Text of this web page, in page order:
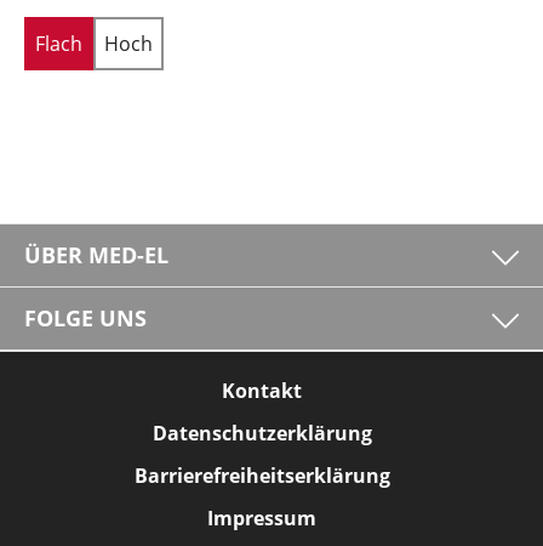
Flach Hoch
ÜBER MED-EL
FOLGE UNS
Kontakt
Datenschutzerklärung
Barrierefreiheitserklärung
Impressum